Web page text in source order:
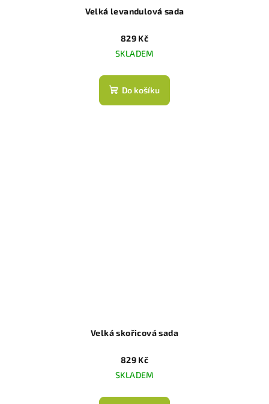
Velká levandulová sada
829 Kč
SKLADEM
Do košíku
Velká skořicová sada
829 Kč
SKLADEM